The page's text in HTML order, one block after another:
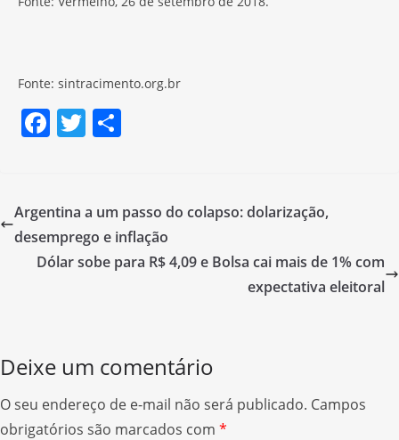
Fonte: sintracimento.org.br
F
e
b
o
T
er e
Argentina a um passo do colapso: dolarização,
desemprego e inflação
Dólar sobe para R$ 4,09 e Bolsa cai mais de 1% com
expectativa eleitoral
Deixe um comentário
O seu endereço de e-mail não será publicado. Campos
obrigatórios são marcados com *